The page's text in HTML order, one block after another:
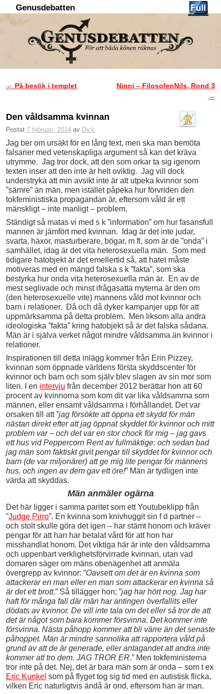
Genusdebatten
Inläggsnavigering
← På besök i templet
Ninni – FilosofenNils, Rond 3
→
Den våldsamma kvinnan
Postat 7 februari, 2014 av Dick
Jag ber om ursäkt för en lång text, men ska man bemöta
falsarier med vetenskapliga argument så kan det kräva
utrymme. Jag tror dock, att den som orkar ta sig igenom
texten inser att den inte är helt oviktig. Jag vill dock
understryka att min avsikt inte är att utpeka kvinnor som
”sämre” än män, men istället påpeka hur förvriden den
tokfeministiska propagandan är, eftersom våld är ett
mänskligt – inte manligt – problem.
Ständigt så matas vi med s k ”information” om hur fasansfull
mannen är jämfört med kvinnan. Idag är det inte judar,
svarta, häxor, masturberare, bögar, m fl, som är de ”onda” i
samhället, idag är det vita heterosexuella män. Som med
tidigare hatobjekt är det emellertid så, att hatet måste
motiveras med en mängd falska s k ”fakta”, som ska
bestyrka hur onda vita heterosexuella män är. En av de
mest seglivade och minst ifrågasatta myterna är den om
(den heterosexuelle vite) mannens våld mot kvinnor och
barn i relationer. Då och då dyker kampanjer upp för att
uppmärksamma på detta problem. Men liksom alla andra
ideologiska ”fakta” kring hatobjekt så är det falska sådana.
Män är i själva verket något mindre våldsamma än kvinnor i
relationer.
Inspirationen till detta inlägg kommer från Erin Pizzey,
kvinnan som öppnade världens första skyddscenter för
kvinnor och barn och som själv blev slagen av sin mor som
liten. I en intervju från december 2012 berättar hon att 60
procent av kvinnorna som kom dit var lika våldsamma som
männen, eller ensamt våldsamma i förhållandet. Det var
orsaken till att ”jag försökte att öppna ett skydd för män
nästan direkt efter att jag öppnat skyddet för kvinnor och mitt
problem var – och det var en stor chock för mig – jag gavs
ett hus vid Peppercorn Rent av fullmäktige; och sedan bad
jag män som faktiskt givit pengar till skyddet för kvinnor och
barn (de var miljonärer) att ge mig lite pengar för männens
hus, och ingen av dem gav ett öre!” Män är tydligen inte
värda att skyddas.
Män anmäler ogärna
Det här ligger i samma paritet som ett Youtubeklipp från
”Judge Pirro”. En kvinna som knivhuggit sin f d partner –
och stolt skulle göra det igen – har stämt honom och kräver
pengar för att han har betalat vård för att hon har
misshandlat honom. Det viktiga här är inte den våldsamma
och uppenbart verklighetsförvirrade kvinnan, utan vad
domaren säger om mäns obenägenhet att anmäla
övergrepp av kvinnor: ”Oavsett om det är en kvinna som
attackerar en man eller en man som attackerar en kvinna så
är det ett brott.” Så tillägger hon; ”jag har hört nog. Jag har
haft för många fall där män har antingen överfallits eller
dödats av kvinnor. De vill inte tala om det eller så tror de att
det är något som bara kommer försvinna. Det kommer inte
försvinna. Nästa påhopp kommer att bli värre än det senaste
påhoppet. Män är mindre sannolika att rapportera våld på
grund av att de är generade, eller antagandet att andra inte
kommer att tro dem. JAG TROR ER.” Men tokfeministerna
tror inte på det. Nej, det är bara män som är onda – som t ex
Eric Kunkel som på flyget tog sig tid med en autistisk flicka,
vilken Eric naturligtvis ändå är ond, eftersom han är man.